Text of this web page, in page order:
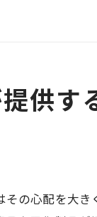
制度
供す
の心配を大